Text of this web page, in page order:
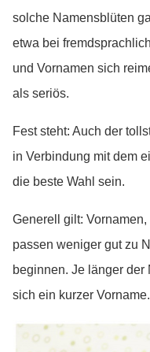
solche Namensblüten
etwa bei
und Vornamen sich
als seriös.
Fest steht: Auch der
in Verbindung mit dem
die beste Wahl sein.
Generell gilt:
passen weniger gut zu
beginnen. Je länger
sich ein kurzer Vorname.